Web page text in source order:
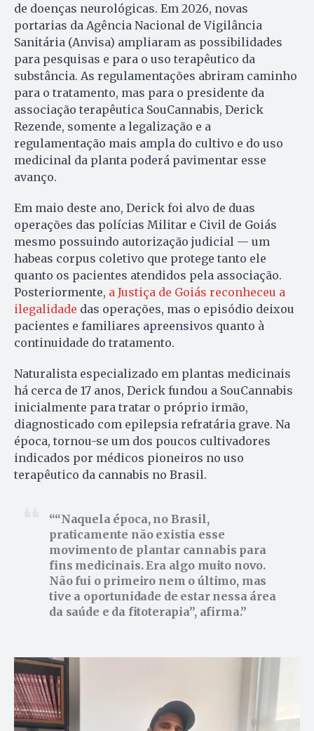
de doenças neurológicas. Em 2026, novas
portarias da Agência Nacional de Vigilância
Sanitária (Anvisa) ampliaram as possibilidades
para pesquisas e para o uso terapêutico da
substância. As regulamentações abriram caminho
para o tratamento, mas para o presidente da
associação terapêutica SouCannabis, Derick
Rezende, somente a legalização e a
regulamentação mais ampla do cultivo e do uso
medicinal da planta poderá pavimentar esse
avanço.
Em maio deste ano, Derick foi alvo de duas
operações das polícias Militar e Civil de Goiás
mesmo possuindo autorização judicial — um
habeas corpus coletivo que protege tanto ele
quanto os pacientes atendidos pela associação.
Posteriormente, a Justiça de Goiás reconheceu a
ilegalidade das operações, mas o episódio deixou
pacientes e familiares apreensivos quanto à
continuidade do tratamento.
Naturalista especializado em plantas medicinais
há cerca de 17 anos, Derick fundou a SouCannabis
inicialmente para tratar o próprio irmão,
diagnosticado com epilepsia refratária grave. Na
época, tornou-se um dos poucos cultivadores
indicados por médicos pioneiros no uso
terapêutico da cannabis no Brasil.
“Naquela época, no Brasil,
praticamente não existia esse
movimento de plantar cannabis para
fins medicinais. Era algo muito novo.
Não fui o primeiro nem o último, mas
tive a oportunidade de estar nessa área
da saúde e da fitoterapia”, afirma.